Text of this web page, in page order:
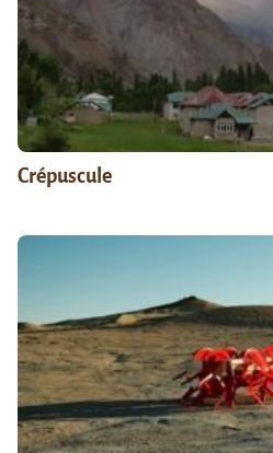
Crépuscule